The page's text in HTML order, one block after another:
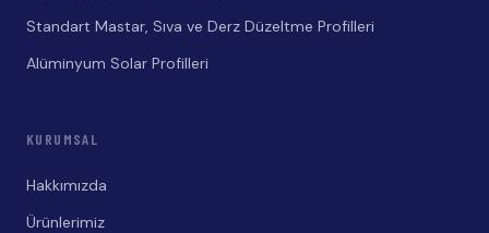
Standart Mastar, Sıva ve Derz Düzeltme Profilleri
Alüminyum Solar Profilleri
KURUMSAL
Hakkımızda
Ürünlerimiz